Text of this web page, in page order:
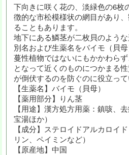
下向きに咲く花の、淡緑色の6枚
徴的な市松模様状の網目があり
ることもあります。
地下にある鱗茎が二枚貝のような
別名および生薬名をバイモ（貝母
蔓性植物ではないにもかかわら
となって近くのものにつかまる
が倒伏するのを防ぐのに役立って
【生薬名】バイモ（貝母）
【薬用部分】りん茎
【用途】漢方処方用薬：鎮咳、
宝湯ほか）
【成分】ステロイドアルカロイ
リン、ペイミンなど）
【原産地】中国